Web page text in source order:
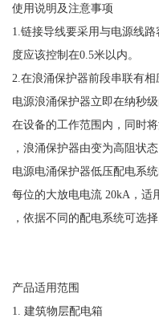
使用说明及注意事项
1.链接导线要采用与电源线
度应该控制在0.5米以内。
2.在浪涌保护器前段串联有相
电源浪涌保护器立即在纳秒
在设备的工作范围内，同时
，浪涌保护器由变为高阻状
电源电涌保护器低压配电系
每位的大放电电流 20kA，适
，依据不同的配电系统可选
产品适用范围
1. 建筑物层配电箱